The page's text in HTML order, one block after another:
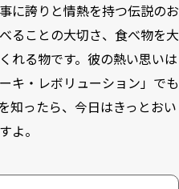
に誇りと情熱を持つ伝説のお
ることの大切さ、食べ物を大
れる物です。彼の熱い思いは
キ・レボリューション」でも
知ったら、今日はきっとおい
よ。